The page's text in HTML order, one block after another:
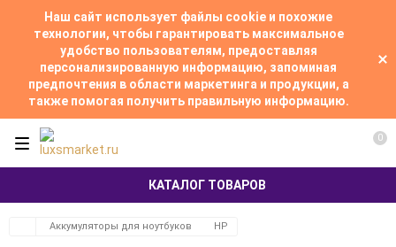
Наш сайт использует файлы cookie и похожие
технологии, чтобы гарантировать максимальное
удобство пользователям, предоставляя
персонализированную информацию, запоминая
предпочтения в области маркетинга и продукции, а
также помогая получить правильную информацию.
КАТАЛОГ ТОВАРОВ
0
Аккумуляторы для ноутбуков HP